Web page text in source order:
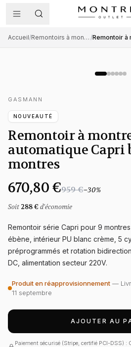
Accueil/ Remontoirs à montres automatiques /
GASMANN
NOUVEAUTÉ
Remontoir à
automatique Capri
montres
670,80 €959 €−30%
Soit 288 € d'économie
Remontoir série Capri pour 9
ébène, intérieur PU blanc crème, 5
préprogrammés et rotation
DC, alimentation secteur 220V.
Produit en réapprovisionnement —
11 septembre
AJOUTER AU
Paiement sécurisé (Stripe, certifié PCI-DSS) :